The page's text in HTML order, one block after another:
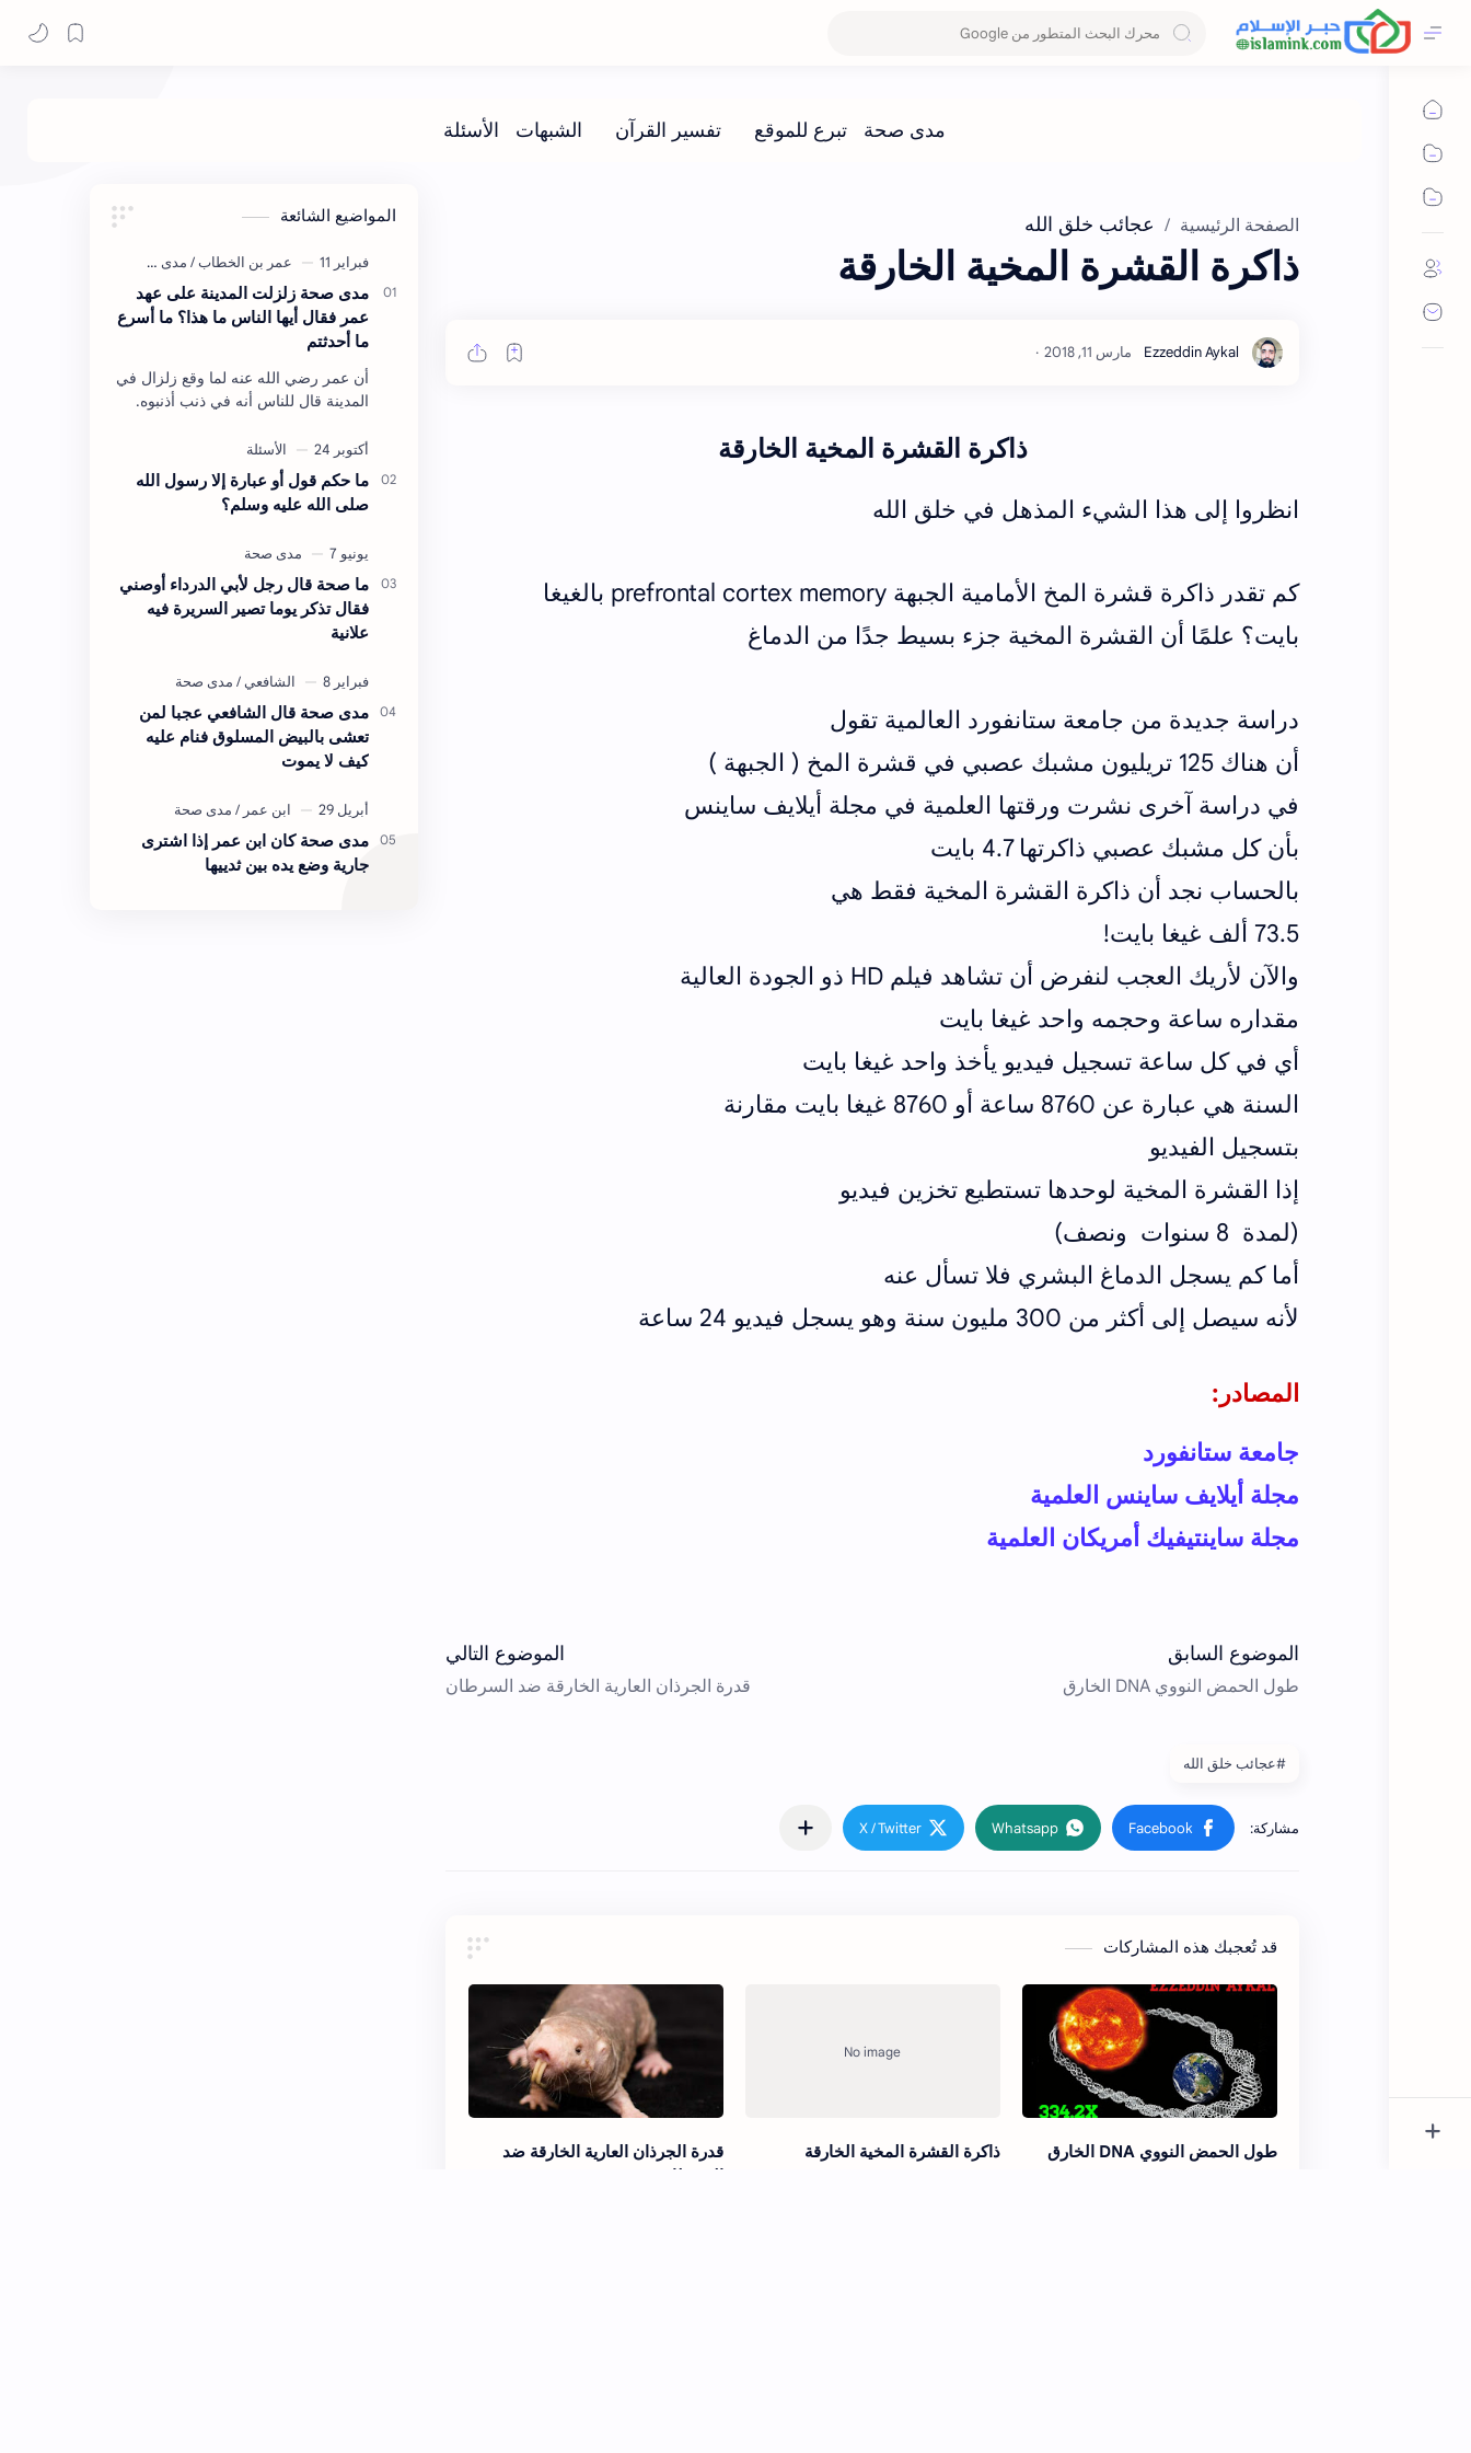
الصفحة الرئيسية عجائب خلق الله
ذاكرة القشرة المخية الخارقة
ذاكرة القشرة المخية الخارقة
انظروا إلى هذا الشيء المذهل في خلق الله
كم تقدر ذاكرة قشرة المخ الأمامية الجبهة prefrontal cortex memory بالغيغا
بايت؟ علمًا أن القشرة المخية جزء بسيط جدًا من الدماغ
دراسة جديدة من جامعة ستانفورد العالمية تقول
أن هناك 125 تريليون مشبك عصبي في قشرة المخ ( الجبهة )
في دراسة آخرى نشرت ورقتها العلمية في مجلة أيلايف ساينس
بأن كل مشبك عصبي ذاكرتها 4.7 بايت
بالحساب نجد أن ذاكرة القشرة المخية فقط هي
73.5 ألف غيغا بايت!
والآن لأريك العجب لنفرض أن تشاهد فيلم HD ذو الجودة العالية
مقداره ساعة وحجمه واحد غيغا بايت
أي في كل ساعة تسجيل فيديو يأخذ واحد غيغا بايت
السنة هي عبارة عن 8760 ساعة أو 8760 غيغا بايت مقارنة
بتسجيل الفيديو
إذا القشرة المخية لوحدها تستطيع تخزين فيديو
(لمدة 8 سنوات ونصف)
أما كم يسجل الدماغ البشري فلا تسأل عنه
لأنه سيصل إلى أكثر من 300 مليون سنة وهو يسجل فيديو 24 ساعة
المصادر:
جامعة ستانفورد
مجلة أيلايف ساينس العلمية
مجلة ساينتيفيك أمريكان العلمية
#عجائب خلق الله
قد تُعجبك هذه المشاركات
طول الحمض النووي DNA الخارق ذاكرة القشرة المخية الخارقة
قدرة الجرذان العارية الخارقة ضد
السرطان
المواضيع الشائعة
مدى صحة زلزلت المدينة على عهد
عمر فقال أيها الناس ما هذا؟ ما أسرع
ما أحدثتم
أن عمر رضي الله عنه لما وقع زلزال في
المدينة قال للناس أنه في ذنب أذنبوه.
معناه أخرجه ابن أبي الدنيا في العقوبات
(ص3…
ما حكم قول أو عبارة إلا رسول الله
صلى الله عليه وسلم؟
ما صحة قال رجل لأبي الدرداء أوصني
فقال تذكر يوما تصير السريرة فيه
علانية
مدى صحة قال الشافعي عجبا لمن
تعشى بالبيض المسلوق فنام عليه
كيف لا يموت
مدى صحة كان ابن عمر إذا اشترى
جارية وضع يده بين ثدييها